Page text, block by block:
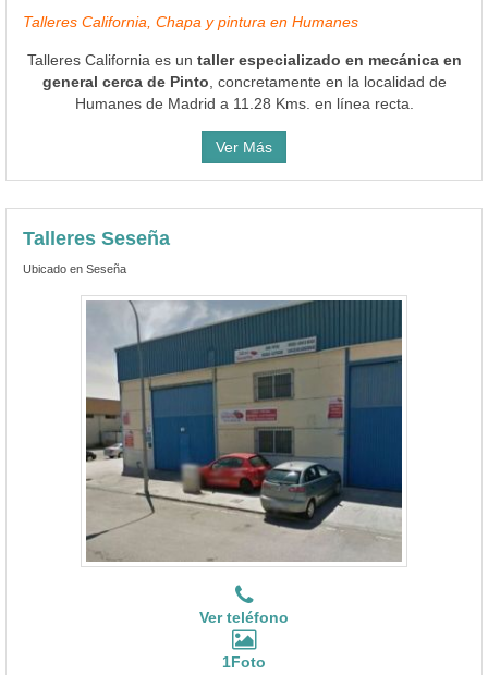
Talleres California, Chapa y pintura en Humanes
Talleres California es un taller especializado en mecánica en
general cerca de Pinto , concretamente en la localidad de
Humanes de Madrid a 11.28 Kms. en línea recta.
Ver Más
Talleres Seseña
Ubicado en Seseña
Ver teléfono
1Foto